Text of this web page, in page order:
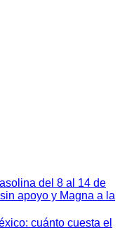
del 8 al 14 de
apoyo y Magna a la
cuánto cuesta el